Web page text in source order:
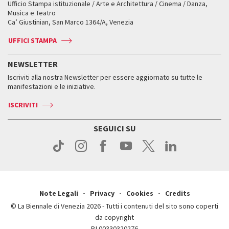
Servizi al pubblico
Come raggiungerci
Press
Orari e sedi
Accrediti
Come raggiungerci
Orari e sedi
Biglietti
Accrediti
Come raggiungerci
Contatti
Press
Servizi al pubblico
Come raggiungerci
Press
Leone d’oro alla carriera
Leone d’argento
Edizioni passate
Orari e sedi
Biglietti
Servizi al pubblico
Come raggiungerci
Contatti
Fondi e Collezioni
Biennale College ASAC
ASAC DATI
Storia
Orari e sedi
Ufficio Stampa istituzionale / Arte e Architettura / Cinema / Danza,
Musica e Teatro
Ca’ Giustinian, San Marco 1364/A, Venezia
UFFICI STAMPA
NEWSLETTER
Iscriviti alla nostra Newsletter per essere aggiornato su tutte le
manifestazioni e le iniziative.
ISCRIVITI
SEGUICI SU
Note Legali Privacy Cookies
Credits
© La Biennale di Venezia 2026 - Tutti i contenuti del sito sono coperti
da copyright